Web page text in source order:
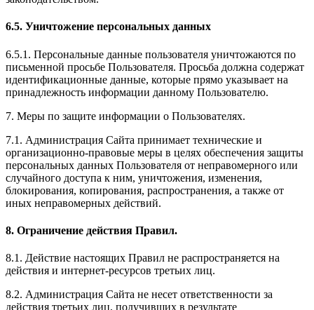
6.5. Уничтожение персональных данных
6.5.1. Персональные данные пользователя уничтожаются по
письменной просьбе Пользователя. Просьба должна содержат
идентификационные данные, которые прямо указывает на
принадлежность информации данному Пользователю.
7. Меры по защите информации о Пользователях.
7.1. Администрация Сайта принимает технические и
организационно-правовые меры в целях обеспечения защиты
персональных данных Пользователя от неправомерного или
случайного доступа к ним, уничтожения, изменения,
блокирования, копирования, распространения, а также от
иных неправомерных действий.
8. Ограничение действия Правил.
8.1. Действие настоящих Правил не распространяется на
действия и интернет-ресурсов третьих лиц.
8.2. Администрация Сайта не несет ответственности за
действия третьих лиц, получивших в результате